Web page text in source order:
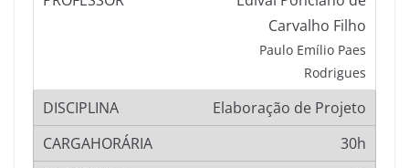
Carvalho Filho
Paulo Emílio Paes
Rodrigues
Elaboração de Projeto
30h